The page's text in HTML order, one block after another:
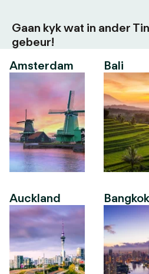
Gaan kyk wat in ander
gebeur!
Amsterdam
Auckland
Bali
Bangkok